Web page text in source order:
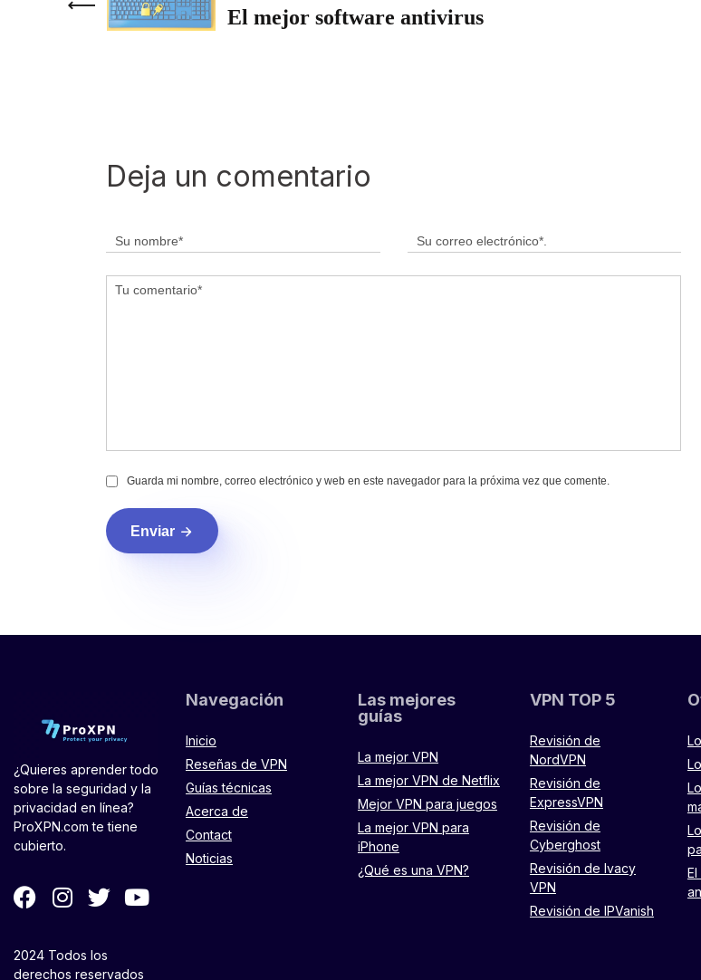
El mejor software antivirus
Deja un comentario
Guarda mi nombre, correo electrónico y web en este navegador para la próxima vez que comente.
Enviar
¿Quieres aprender todo
sobre la seguridad y la
privacidad en línea?
ProXPN.com te tiene
cubierto.
2024 Todos los
derechos reservados
Navegación
Inicio
Reseñas de VPN
Guías técnicas
Acerca de
Contact
Noticias
Las mejores
guías
La mejor VPN
La mejor VPN de Netflix
Mejor VPN para juegos
La mejor VPN para
iPhone
¿Qué es una VPN?
VPN TOP 5
Revisión de
NordVPN
Revisión de
ExpressVPN
Revisión de
Cyberghost
Revisión de Ivacy
VPN
Revisión de IPVanish